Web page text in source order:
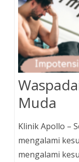
Muda
Klinik Apollo –
mengalami
mengalami